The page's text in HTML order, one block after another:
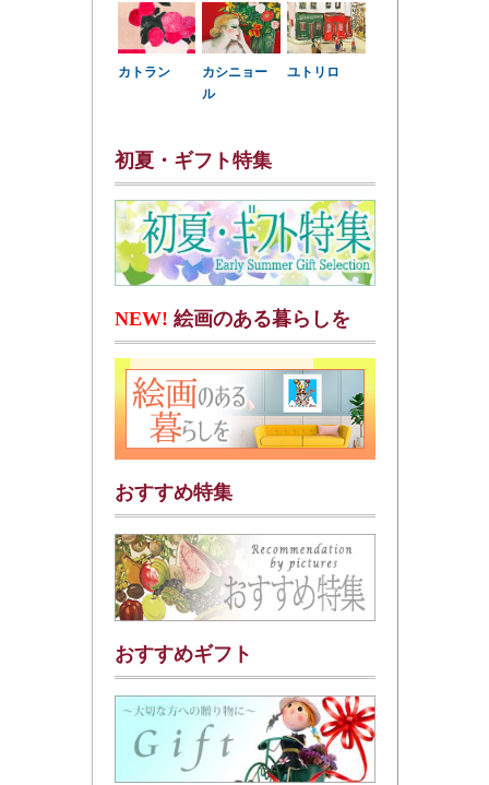
カトラン
カシニョー
ル
ユトリロ
初夏・ギフト特集
NEW! 絵画のある暮らしを
おすすめ特集
おすすめギフト